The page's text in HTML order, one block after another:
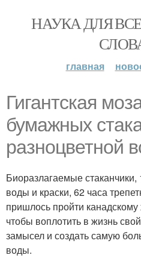
НАУКА ДЛЯ
главная
Гигантская
бумажных
разноцветной
Биоразлагаемые
воды и краски, 62 часа
пришлось пройти
чтобы воплотить в жизнь
замысел и создать самую
воды.